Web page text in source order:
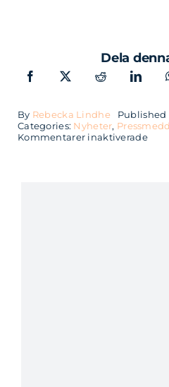
Dela
By Rebecka Lindhe
Published
Categories: Nyheter,
Kommentarer inaktiveradeför